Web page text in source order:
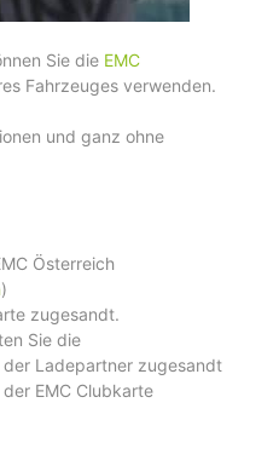
Sie die EMC
Fahrzeuges verwenden.
und ganz ohne
Österreich
)
zugesandt.
Sie die
Ladepartner zugesandt
EMC Clubkarte